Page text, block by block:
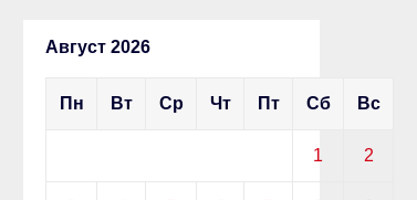
Август 2026
Пн Вт Ср Чт Пт Сб Вс
1 2